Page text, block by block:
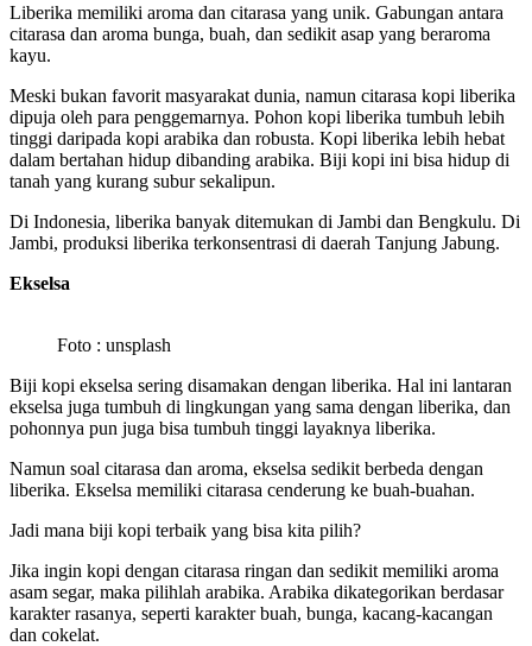
Liberika memiliki aroma dan citarasa yang unik. Gabungan antara
citarasa dan aroma bunga, buah, dan sedikit asap yang beraroma
kayu.
Meski bukan favorit masyarakat dunia, namun citarasa kopi liberika
dipuja oleh para penggemarnya. Pohon kopi liberika tumbuh lebih
tinggi daripada kopi arabika dan robusta. Kopi liberika lebih hebat
dalam bertahan hidup dibanding arabika. Biji kopi ini bisa hidup di
tanah yang kurang subur sekalipun.
Di Indonesia, liberika banyak ditemukan di Jambi dan Bengkulu. Di
Jambi, produksi liberika terkonsentrasi di daerah Tanjung Jabung.
Ekselsa
Foto : unsplash
Biji kopi ekselsa sering disamakan dengan liberika. Hal ini lantaran
ekselsa juga tumbuh di lingkungan yang sama dengan liberika, dan
pohonnya pun juga bisa tumbuh tinggi layaknya liberika.
Namun soal citarasa dan aroma, ekselsa sedikit berbeda dengan
liberika. Ekselsa memiliki citarasa cenderung ke buah-buahan.
Jadi mana biji kopi terbaik yang bisa kita pilih?
Jika ingin kopi dengan citarasa ringan dan sedikit memiliki aroma
asam segar, maka pilihlah arabika. Arabika dikategorikan berdasar
karakter rasanya, seperti karakter buah, bunga, kacang-kacangan
dan cokelat.